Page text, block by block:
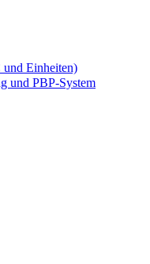
Einheiten)
und PBP-System